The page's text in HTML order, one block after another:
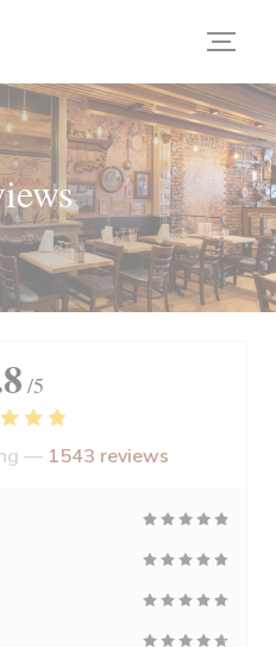
/5
— 1543 reviews